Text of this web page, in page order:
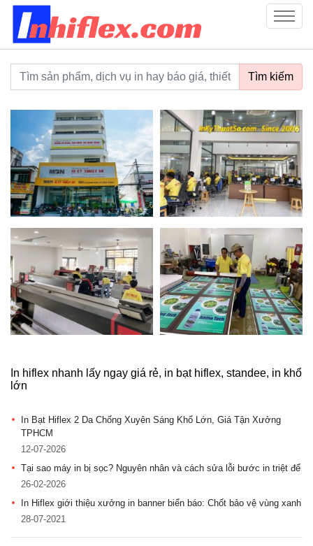
inhiflex.com
Menu
Từ khoá tìm kiếm Tìm kiếm
In hiflex nhanh lấy ngay giá rẻ, in bạt hiflex, standee, in khổ
lớn
In Bạt Hiflex 2 Da Chống Xuyên Sáng Khổ Lớn, Giá Tận Xưởng
TPHCM
12-07-2026
Tại sao máy in bị sọc? Nguyên nhân và cách sửa lỗi bước in triệt để
26-02-2026
In Hiflex giới thiệu xưởng in banner biển báo: Chốt bảo vệ vùng xanh
28-07-2021